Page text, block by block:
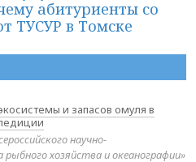
абитуриенты со
ТУСУР в Томске
и запасов омуля в
научно-
хозяйства и океанографии»